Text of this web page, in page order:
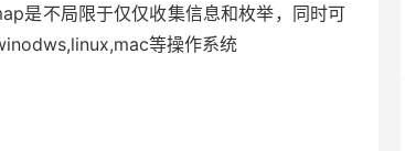
是不局限于仅仅收集信息和枚举，同时可
等操作系统